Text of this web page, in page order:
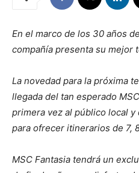
En el marco de los 30 años
compañía presenta su mejor
La novedad para la próxima
llegada del tan esperado
primera vez al público local
para ofrecer itinerarios de 7,
MSC Fantasia tendrá un